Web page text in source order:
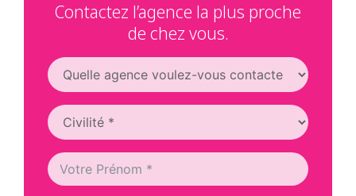
Contactez l’agence la plus proche
de chez vous.